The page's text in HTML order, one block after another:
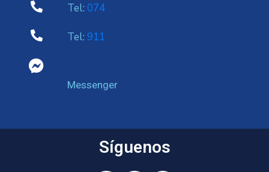
Tel: 074
Tel: 911
Messenger
Síguenos